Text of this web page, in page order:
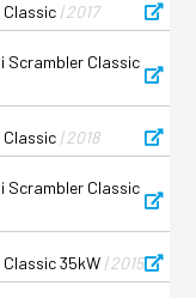
| 2017
Scrambler Classic
| 2018
Scrambler Classic
35kW | 2015